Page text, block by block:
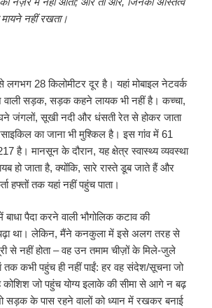
नहीं रखता।
28 किलोमीटर दूर है। यहां मोबाइल नेटवर्क
वाली सड़क, सड़क कहने लायक भी नहीं है। कच्चा,
घने जंगलों, सूखी नदी और धंसती रेत से होकर जाता
का जाना भी मुश्किल है। इस गांव में 61
है। मानसून के दौरान, यह क्षेत्र स्वास्थ्य व्यवस्था
हो जाता है, क्योंकि, सारे रास्ते डूब जाते हैं और
हफ्तों तक यहां नहीं पहुंच पाता।
पैदा करने वाली भौगोलिक कटाव की
पढ़ा था। लेकिन, मैंने कनकुला में इसे अलग तरह से
से नहीं होता – वह उन तमाम चीज़ों के मिले-जुले
तक कभी पहुंच ही नहीं पाईं: हर वह संदेश/सूचना जो
कोशिश जो पहुंच योग्य इलाके की सीमा से आगे न बढ़
सड़क के पास रहने वालों को ध्यान में रखकर बनाई